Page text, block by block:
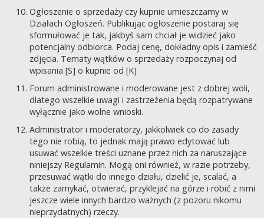
Ogłoszenie o sprzedaży czy kupnie umieszczamy w
Działach Ogłoszeń. Publikując ogłoszenie postaraj się
sformułować je tak, jakbyś sam chciał je widzieć jako
potencjalny odbiorca. Podaj cenę, dokładny opis i zamieść
zdjęcia. Tematy wątków o sprzedaży rozpoczynaj od
wpisania [S] o kupnie od [K]
Forum administrowane i moderowane jest z dobrej woli,
dlatego wszelkie uwagi i zastrzeżenia będą rozpatrywane
wyłącznie jako wolne wnioski.
Administrator i moderatorzy, jakkolwiek co do zasady
tego nie robią, to jednak mają prawo edytować lub
usuwać wszelkie treści uznane przez nich za naruszające
niniejszy Regulamin. Mogą oni również, w razie potrzeby,
przesuwać wątki do innego działu, dzielić je, scalać, a
także zamykać, otwierać, przyklejać na górze i robić z nimi
jeszcze wiele innych bardzo ważnych (z pozoru nikomu
nieprzydatnych) rzeczy.